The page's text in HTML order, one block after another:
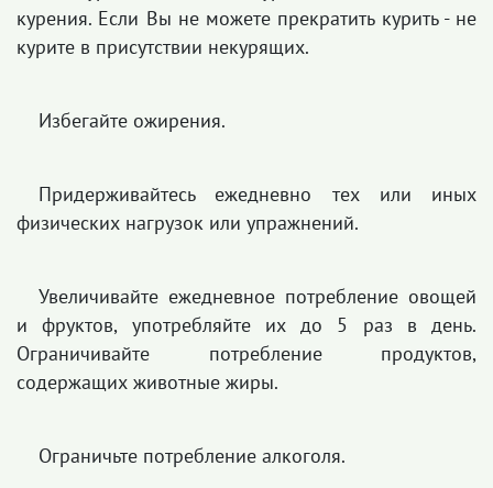
курения. Если Вы не можете прекратить курить - не
курите в присутствии некурящих.
Избегайте ожирения.
Придерживайтесь ежедневно тех или иных
физических нагрузок или упражнений.
Увеличивайте ежедневное потребление овощей
и фруктов, употребляйте их до 5 раз в день.
Ограничивайте потребление продуктов,
содержащих животные жиры.
Ограничьте потребление алкоголя.